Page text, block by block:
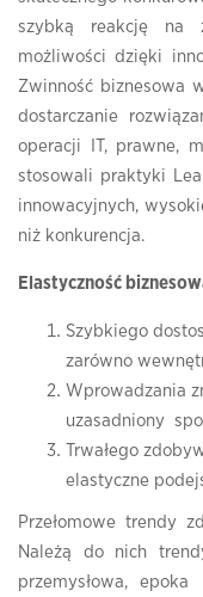
szybką reakcję na
możliwości dzięki
Zwinność biznesowa
dostarczanie
operacji IT, prawne,
stosowali praktyki
innowacyjnych,
niż konkurencja.
Elastyczność
Szybkiego
zarówno
Wprowadzania
uzasadniony
Trwałego
elastyczne
Przełomowe trendy
Należą do nich
przemysłowa,